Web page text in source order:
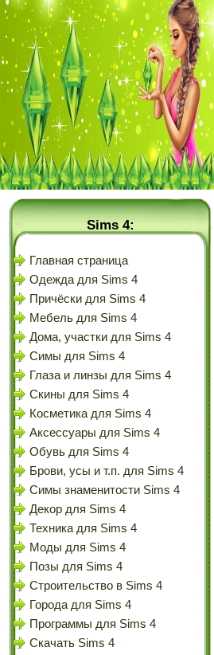
Sims 4:
Главная страница
Одежда для Sims 4
Причёски для Sims 4
Мебель для Sims 4
Дома, участки для Sims 4
Симы для Sims 4
Глаза и линзы для Sims 4
Скины для Sims 4
Косметика для Sims 4
Аксессуары для Sims 4
Обувь для Sims 4
Брови, усы и т.п. для Sims 4
Симы знаменитости Sims 4
Декор для Sims 4
Техника для Sims 4
Моды для Sims 4
Позы для Sims 4
Строительство в Sims 4
Города для Sims 4
Программы для Sims 4
Скачать Sims 4